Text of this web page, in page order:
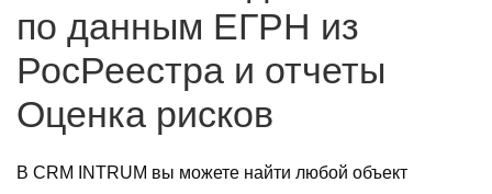
по данным ЕГРН из
РосРеестра и отчеты
Оценка рисков
В CRM INTRUM вы можете найти любой объект